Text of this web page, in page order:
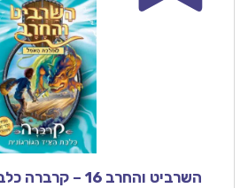
השרביט והחרב 16 – קרברה כלבת הציד הגורגונית